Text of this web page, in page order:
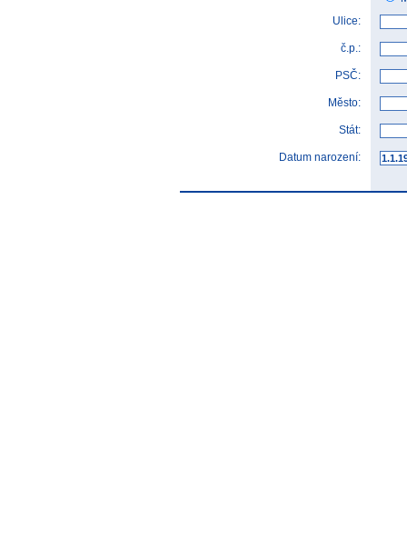
Ulice:
č.p.:
PSČ:
Město:
Stát:
Datum narození: